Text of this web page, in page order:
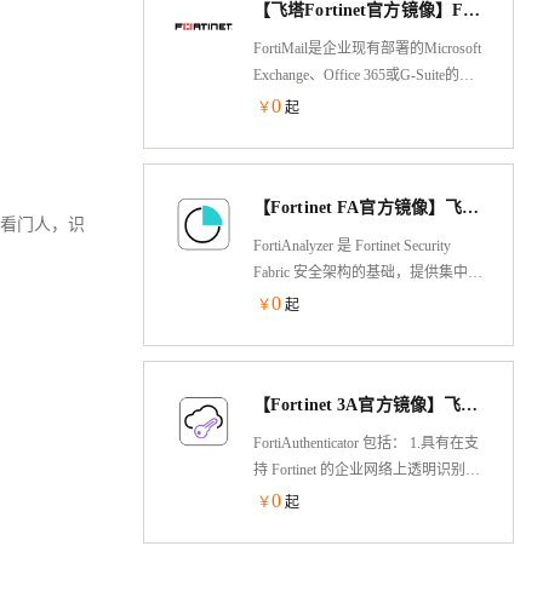
门人，识
生产部署。采用 BYOL 授权模式。【飞塔Fortinet官方镜像】FortiMail v7.2.6（BYOL）电子邮件安全
FortiMail是企业现有部署的Microsoft
Exchange、Office 365或G-Suite的理
想安全补充。
￥0 起
【Fortinet FA官方镜像】飞塔Fortinet—FortiAnalyzer-日志收集分析器
FortiAnalyzer 是 Fortinet Security
Fabric 安全架构的基础，提供集中日
志记录和分析，以及端到端可见
化功能的集成安全体系结构可以解
决并显著提高可见性和自动化程
度。
￥0 起
【Fortinet 3A官方镜像】飞塔Fortinet—FortiAuthenticator-身份验证
FortiAuthenticator 包括： 1.具有在支
持 Fortinet 的企业网络上透明识别网
络用户身份及执行身份驱动型策略
￥0 起